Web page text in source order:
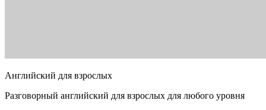
Английский для взрослых
Разговорный английский для взрослых для любого уровня